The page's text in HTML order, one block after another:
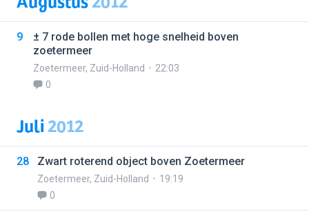
9
± 7 rode bollen met hoge snelheid boven
zoetermeer
Zoetermeer, Zuid-Holland
22:03
0
Juli2012
28 Zwart roterend object boven Zoetermeer
Zoetermeer, Zuid-Holland
19:19
0